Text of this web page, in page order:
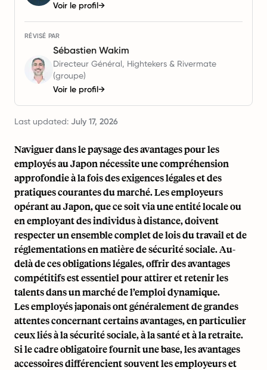
Voir le profil→
RÉVISÉ PAR
Sébastien Wakim
Directeur Général, Hightekers & Rivermate
(groupe)
Voir le profil→
Last updated: July 17, 2026
Naviguer dans le paysage des avantages pour les
employés au Japon nécessite une compréhension
approfondie à la fois des exigences légales et des
pratiques courantes du marché. Les employeurs
opérant au Japon, que ce soit via une entité locale ou
en employant des individus à distance, doivent
respecter un ensemble complet de lois du travail et de
réglementations en matière de sécurité sociale. Au-
delà de ces obligations légales, offrir des avantages
compétitifs est essentiel pour attirer et retenir les
talents dans un marché de l’emploi dynamique.
Les employés japonais ont généralement de grandes
attentes concernant certains avantages, en particulier
ceux liés à la sécurité sociale, à la santé et à la retraite.
Si le cadre obligatoire fournit une base, les avantages
accessoires différencient souvent les employeurs et